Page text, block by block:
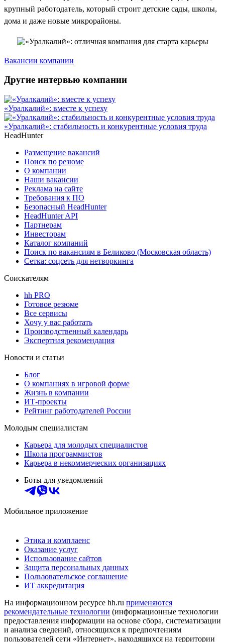
крупный работодатель, который строит детские сады, школы,
дома и даже новые микрорайоны.
Вакансии компании
Другие интервью компании
«Уралкалий»: вместе к успеху
«Уралкалий»: стабильность и конкурентные условия труда
HeadHunter
Размещение вакансий
Поиск по резюме
О компании
Наши вакансии
Реклама на сайте
Требования к ПО
Безопасный HeadHunter
HeadHunter API
Партнерам
Инвесторам
Каталог компаний
Поиск по вакансиям в Беликово (Московская область)
Сетка: соцсеть для нетворкинга
Соискателям
hh PRO
Готовое резюме
Все сервисы
Хочу у вас работать
Производственный календарь
Экспертная рекомендация
Новости и статьи
Блог
О компаниях в игровой форме
Жизнь в компании
ИТ-проекты
Рейтинг работодателей России
Молодым специалистам
Карьера для молодых специалистов
Школа программистов
Карьера в некоммерческих организациях
Боты для уведомлений
Мобильное приложение
Этика и комплаенс
Оказание услуг
Использование сайтов
Защита персональных данных
Пользовательское соглашение
ИТ аккредитация
На информационном ресурсе hh.ru применяются
рекомендательные технологии (информационные технологии
предоставления информации на основе сбора, систематизации
и анализа сведений, относящихся к предпочтениям
пользователей сети «Интернет», находящихся на территории